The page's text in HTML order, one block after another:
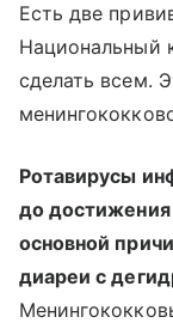
Есть две
Национальный
сделать всем.
Ротавирусы
до достижения
основной
диареи с